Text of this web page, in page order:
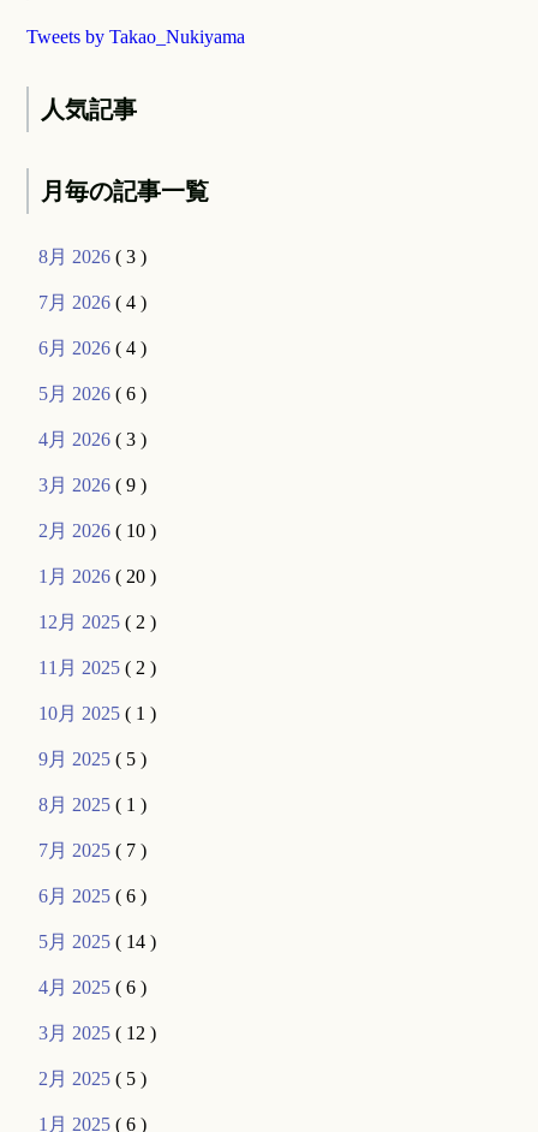
Tweets by Takao_Nukiyama
人気記事
月毎の記事一覧
8月 2026( 3 )
7月 2026( 4 )
6月 2026( 4 )
5月 2026( 6 )
4月 2026( 3 )
3月 2026( 9 )
2月 2026( 10 )
1月 2026( 20 )
12月 2025( 2 )
11月 2025( 2 )
10月 2025( 1 )
9月 2025( 5 )
8月 2025( 1 )
7月 2025( 7 )
6月 2025( 6 )
5月 2025( 14 )
4月 2025( 6 )
3月 2025( 12 )
2月 2025( 5 )
1月 2025( 6 )